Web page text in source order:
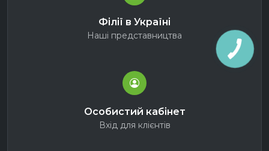
Філії в Україні
Наші представництва
Особистий кабінет
Вхід для клієнтів